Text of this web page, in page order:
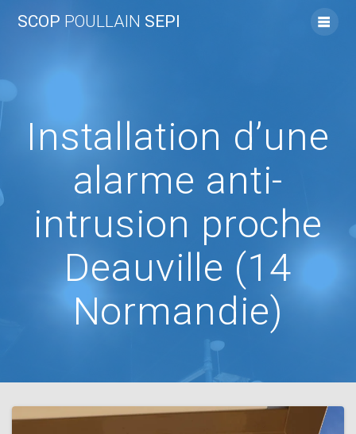
SCOP POULLAIN SEPI
Installation d’une
alarme anti-
intrusion proche
Deauville (14
Normandie)